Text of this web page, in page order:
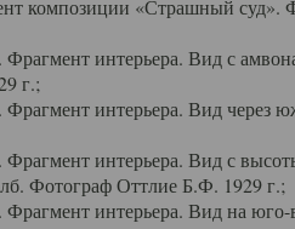
композиции «Страшный
интерьера. Вид с
г.;
интерьера. Вид через
интерьера. Вид с
Фотограф Оттлие Б.Ф. 1929 г.;
интерьера. Вид на юго-